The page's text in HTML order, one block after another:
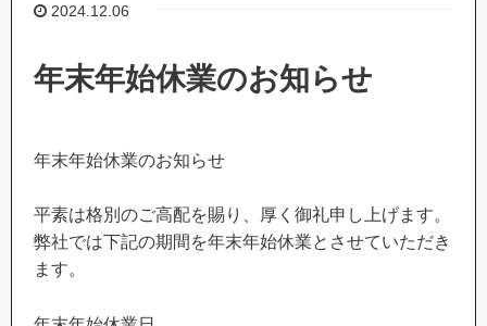
2024.12.06
年末年始休業のお知らせ
年末年始休業のお知らせ
平素は格別のご高配を賜り、厚く御礼申し上げます。
弊社では下記の期間を年末年始休業とさせていただき
ます。